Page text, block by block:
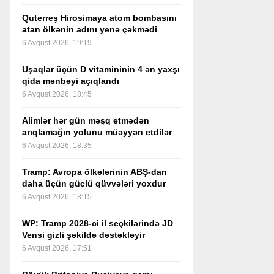
Quterreş Hirosimaya atom bombasını
atan ölkənin adını yenə çəkmədi
6 Avqust 2026, 19:19
Uşaqlar üçün D vitamininin 4 ən yaxşı
qida mənbəyi açıqlandı
6 Avqust 2026, 18:45
Alimlər hər gün məşq etmədən
arıqlamağın yolunu müəyyən etdilər
6 Avqust 2026, 18:35
Tramp: Avropa ölkələrinin ABŞ-dan
daha üçün güclü qüvvələri yoxdur
6 Avqust 2026, 18:15
WP: Tramp 2028-ci il seçkilərində JD
Vensi gizli şəkildə dəstəkləyir
6 Avqust 2026, 17:51